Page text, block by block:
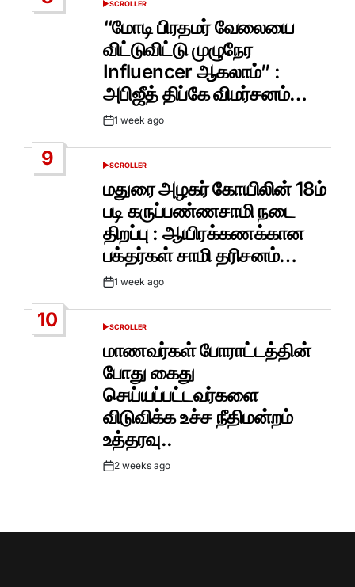
POSTED
IN
SCROLLER
“மோடி பிரதமர் வேலையை
விட்டுவிட்டு முழுநேர
Influencer ஆகலாம்” :
அபிஜீத் திப்கே விமர்சனம்…
Post1 week ago
9
POSTED
SCROLLER
மதுரை அழகர் கோயிலின் 18ம்
படி கருப்பண்ணசாமி நடை
திறப்பு : ஆயிரக்கணக்கான
பக்தர்கள் சாமி தரிசனம்…
Post1 week ago
10
POSTED
SCROLLER
மாணவர்கள் போராட்டத்தின்
போது கைது
செய்யப்பட்டவர்களை
விடுவிக்க உச்ச நீதிமன்றம்
உத்தரவு..
Post2 weeks ago